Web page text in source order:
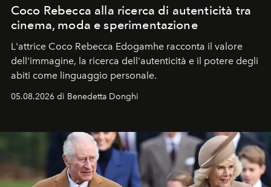
Coco Rebecca alla ricerca di autenticità tra
cinema, moda e sperimentazione
L'attrice Coco Rebecca Edogamhe racconta il valore
dell'immagine, la ricerca dell'autenticità e il potere degli
abiti come linguaggio personale.
05.08.2026 di Benedetta Donghi